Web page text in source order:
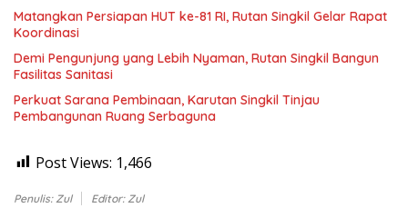
Matangkan Persiapan HUT ke-81 RI, Rutan Singkil Gelar Rapat
Koordinasi
Demi Pengunjung yang Lebih Nyaman, Rutan Singkil Bangun
Fasilitas Sanitasi
Perkuat Sarana Pembinaan, Karutan Singkil Tinjau
Pembangunan Ruang Serbaguna
Post Views: 1,466
Penulis: Zul Editor: Zul